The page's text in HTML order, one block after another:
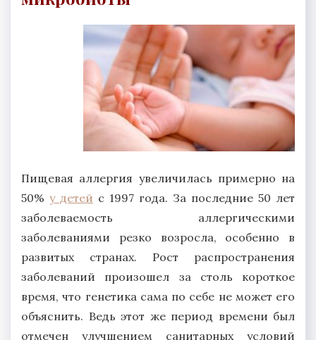
Пищевая аллергия увеличилась примерно на
50% у детей с 1997 года. За последние 50 лет
заболеваемость аллергическими
заболеваниями резко возросла, особенно в
развитых странах. Рост распространения
заболеваний произошел за столь короткое
время, что генетика сама по себе не может его
объяснить. Ведь этот же период времени был
отмечен улучшением санитарных условий